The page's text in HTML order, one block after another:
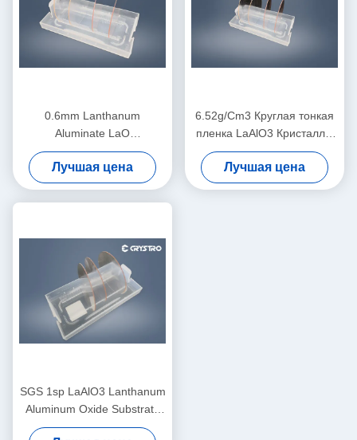
0.6mm Lanthanum
Aluminate LaO
однокристаллическая
пластинка для электронных
устройств
Лучшая цена
6.52g/Cm3 Круглая тонкая
пленка LaAlO3 Кристаллы
вафры Двухсторонняя
полировка
Лучшая цена
SGS 1sp LaAlO3 Lanthanum
Aluminum Oxide Substrate
Low Loss Микроволновая